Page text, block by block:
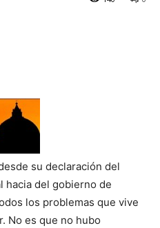
su declaración del
hacia del gobierno de
los problemas que vive
No es que no hubo